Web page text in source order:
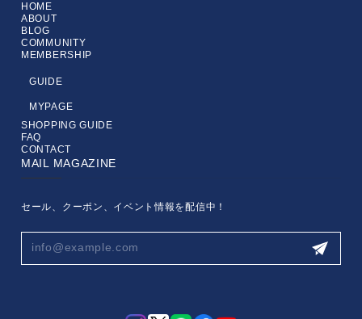
HOME
ABOUT
BLOG
COMMUNITY
MEMBERSHIP
GUIDE
MYPAGE
SHOPPING GUIDE
FAQ
CONTACT
MAIL MAGAZINE
セール、クーポン、イベント情報を配信中！